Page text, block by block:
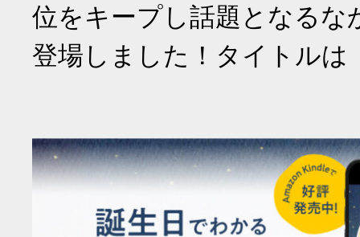
位をキープし話題となるな
登場しました！タイトルは